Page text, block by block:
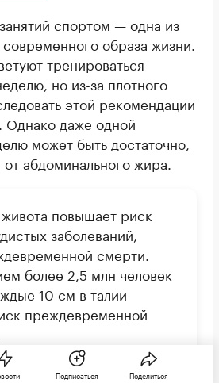
спортом — одна из
образа жизни.
тренироваться
но из-за плотного
этой рекомендации
Однако даже одной
может быть достаточно,
от абдоминального жира.
повышает риск
заболеваний,
смерти.
более 2,5 млн человек
10 см в талии
преждевременной
Подписаться Поделиться